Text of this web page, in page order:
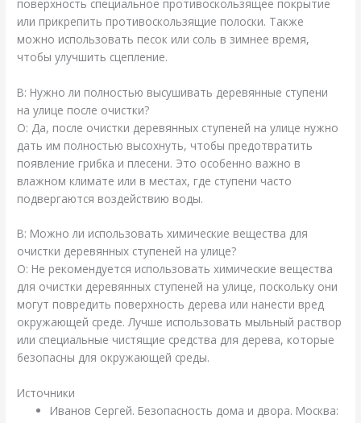
поверхность специальное противоскользящее покрытие
или прикрепить противоскользящие полоски. Также
можно использовать песок или соль в зимнее время,
чтобы улучшить сцепление.
В: Нужно ли полностью высушивать деревянные ступени
на улице после очистки?
О: Да, после очистки деревянных ступеней на улице нужно
дать им полностью высохнуть, чтобы предотвратить
появление грибка и плесени. Это особенно важно в
влажном климате или в местах, где ступени часто
подвергаются воздействию воды.
В: Можно ли использовать химические вещества для
очистки деревянных ступеней на улице?
О: Не рекомендуется использовать химические вещества
для очистки деревянных ступеней на улице, поскольку они
могут повредить поверхность дерева или нанести вред
окружающей среде. Лучше использовать мыльный раствор
или специальные чистящие средства для дерева, которые
безопасны для окружающей среды.
Источники
Иванов Сергей. Безопасность дома и двора. Москва: